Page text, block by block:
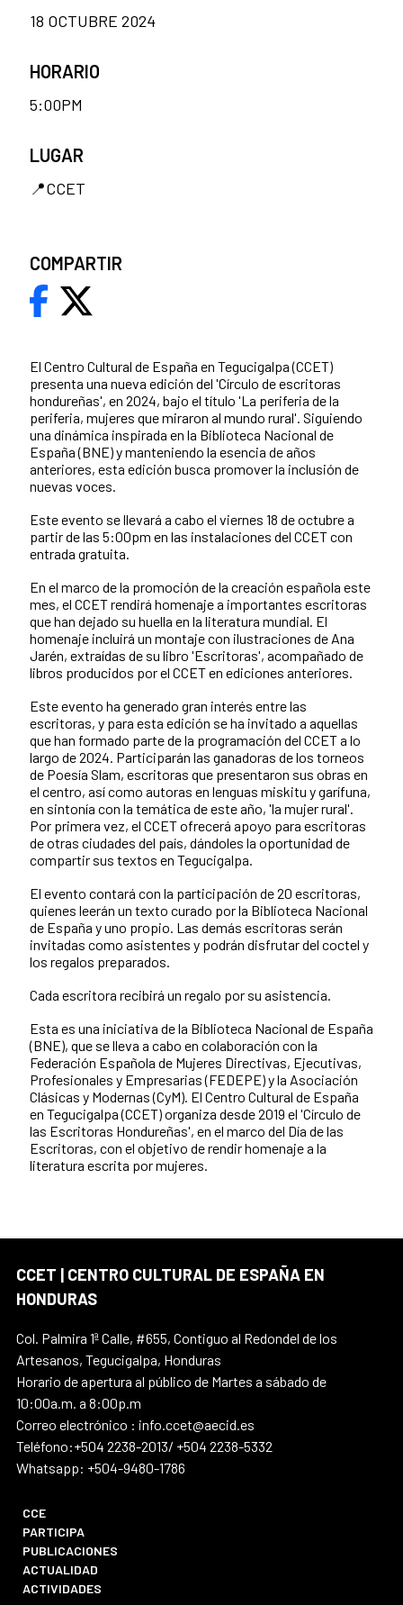
El Centro Cultural de España en Tegucigalpa (CCET)
presenta una nueva edición del 'Círculo de escritoras
hondureñas', en 2024, bajo el título 'La periferia de la
periferia, mujeres que miraron al mundo rural'. Siguiendo
una dinámica inspirada en la Biblioteca Nacional de
España (BNE) y manteniendo la esencia de años
anteriores, esta edición busca promover la inclusión de
nuevas voces.
Este evento se llevará a cabo el viernes 18 de octubre a
partir de las 5:00pm en las instalaciones del CCET con
entrada gratuita.
En el marco de la promoción de la creación española este
mes, el CCET rendirá homenaje a importantes escritoras
que han dejado su huella en la literatura mundial. El
homenaje incluirá un montaje con ilustraciones de Ana
Jarén, extraídas de su libro 'Escritoras', acompañado de
libros producidos por el CCET en ediciones anteriores.
Este evento ha generado gran interés entre las
escritoras, y para esta edición se ha invitado a aquellas
que han formado parte de la programación del CCET a lo
largo de 2024. Participarán las ganadoras de los torneos
de Poesía Slam, escritoras que presentaron sus obras en
el centro, así como autoras en lenguas miskitu y garífuna,
en sintonía con la temática de este año, 'la mujer rural'.
Por primera vez, el CCET ofrecerá apoyo para escritoras
de otras ciudades del país, dándoles la oportunidad de
compartir sus textos en Tegucigalpa.
El evento contará con la participación de 20 escritoras,
quienes leerán un texto curado por la Biblioteca Nacional
de España y uno propio. Las demás escritoras serán
invitadas como asistentes y podrán disfrutar del coctel y
los regalos preparados.
Cada escritora recibirá un regalo por su asistencia.
Esta es una iniciativa de la Biblioteca Nacional de España
(BNE), que se lleva a cabo en colaboración con la
Federación Española de Mujeres Directivas, Ejecutivas,
Profesionales y Empresarias (FEDEPE) y la Asociación
Clásicas y Modernas (CyM). El Centro Cultural de España
en Tegucigalpa (CCET) organiza desde 2019 el 'Círculo de
las Escritoras Hondureñas', en el marco del Día de las
Escritoras, con el objetivo de rendir homenaje a la
literatura escrita por mujeres.
18 OCTUBRE 2024
HORARIO
5:00PM
LUGAR
📍CCET
COMPARTIR
CCET | CENTRO CULTURAL DE ESPAÑA EN
HONDURAS
Col. Palmira 1ª Calle, #655, Contiguo al Redondel de los
Artesanos, Tegucigalpa, Honduras
Horario de apertura al público de Martes a sábado de
10:00a.m. a 8:00p.m
Correo electrónico : info.ccet@aecid.es
Teléfono:+504 2238-2013/ +504 2238-5332
Whatsapp: +504-9480-1786
CCE
PARTICIPA
PUBLICACIONES
ACTUALIDAD
ACTIVIDADES